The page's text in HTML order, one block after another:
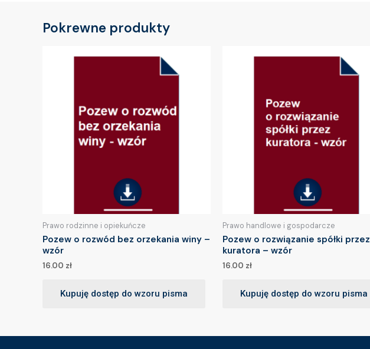
Pokrewne produkty
Prawo rodzinne i opiekuńcze
Pozew o rozwód bez orzekania winy –
wzór
16.00 zł
Kupuję dostęp do wzoru pisma
Prawo handlowe i gospodarcze
Pozew o rozwiązanie spółki przez
kuratora – wzór
16.00 zł
Kupuję dostęp do wzoru pisma